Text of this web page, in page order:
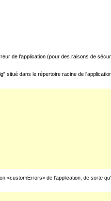
de l'application (pour des raisons de
dans le répertoire racine de
<customErrors> de l'application, de sorte